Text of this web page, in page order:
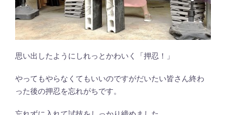
思い出したようにしれっとかわいく「押忍！」
やってもやらなくてもいいのですがだいたい皆さん終わ
った後の押忍を忘れがちです。